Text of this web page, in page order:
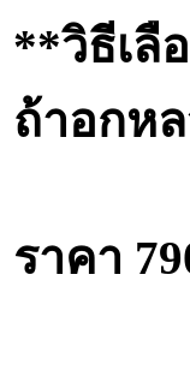
**วิธีเลื
ถ้าอกห
ราคา